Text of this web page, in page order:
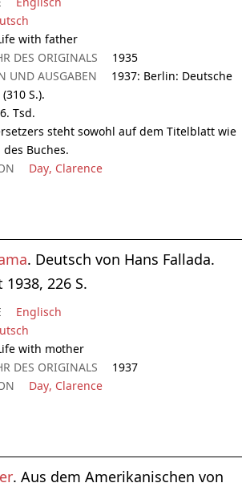
with father
DES ORIGINALS
1935
UND AUSGABEN
1937: Berlin: Deutsche
S.).
Tsd.
steht sowohl auf dem Titelblatt wie
Buches.
Day, Clarence
. Deutsch von Hans Fallada.
226 S.
Englisch
with mother
DES ORIGINALS
1937
Day, Clarence
. Aus dem Amerikanischen von